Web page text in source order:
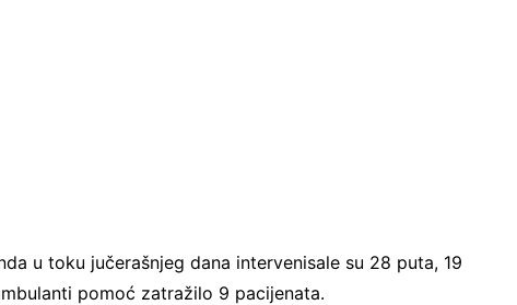
u toku jučerašnjeg dana intervenisale su 28 puta, 19
pomoć zatražilo 9 pacijenata.